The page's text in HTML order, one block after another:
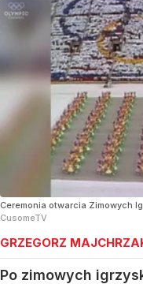
Ceremonia otwarcia Zimowych
CusomeTV
GRZEGORZ
Po zimowych